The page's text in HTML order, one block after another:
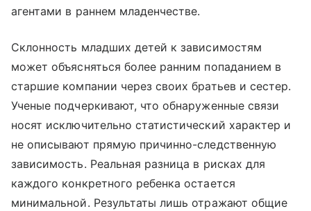
агентами в раннем младенчестве.
Склонность младших детей к зависимостям
может объясняться более ранним попаданием в
старшие компании через своих братьев и сестер.
Ученые подчеркивают, что обнаруженные связи
носят исключительно статистический характер и
не описывают прямую причинно-следственную
зависимость. Реальная разница в рисках для
каждого конкретного ребенка остается
минимальной. Результаты лишь отражают общие